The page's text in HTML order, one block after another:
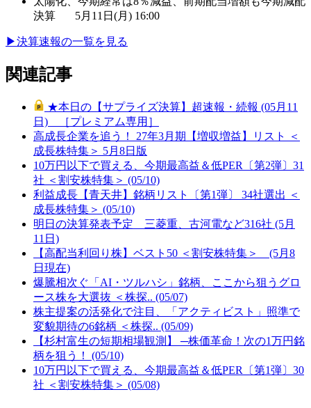
決算
5月11日(月) 16:00
▶︎決算速報の一覧を見る
関連記事
★本日の【サプライズ決算】超速報・続報 (05月11
日) ［プレミアム専用］
高成長企業を追う！ 27年3月期【増収増益】リスト ＜
成長株特集＞ 5月8日版
10万円以下で買える、今期最高益＆低PER〔第2弾〕31
社 ＜割安株特集＞ (05/10)
利益成長【青天井】銘柄リスト〔第1弾〕 34社選出 ＜
成長株特集＞ (05/10)
明日の決算発表予定 三菱重、古河電など316社 (5月
11日)
【高配当利回り株】ベスト50 ＜割安株特集＞ (5月8
日現在)
爆騰相次ぐ「AI・ツルハシ」銘柄、ここから狙うグロ
ース株を大選抜 ＜株探.. (05/07)
株主提案の活発化で注目、「アクティビスト」照準で
変貌期待の6銘柄 ＜株探.. (05/09)
【杉村富生の短期相場観測】 ─株価革命！次の1万円銘
柄を狙う！ (05/10)
10万円以下で買える、今期最高益＆低PER〔第1弾〕30
社 ＜割安株特集＞ (05/08)